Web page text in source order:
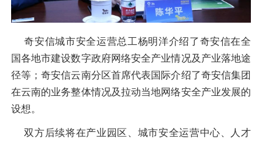
奇安信城市安全运营总工杨明洋介绍了奇安信在全
国各地市建设数字政府网络安全产业情况及产业落地途
径等；奇安信云南分区首席代表国际介绍了奇安信集团
在云南的业务整体情况及拉动当地网络安全产业发展的
设想。
双方后续将在产业园区、城市安全运营中心、人才